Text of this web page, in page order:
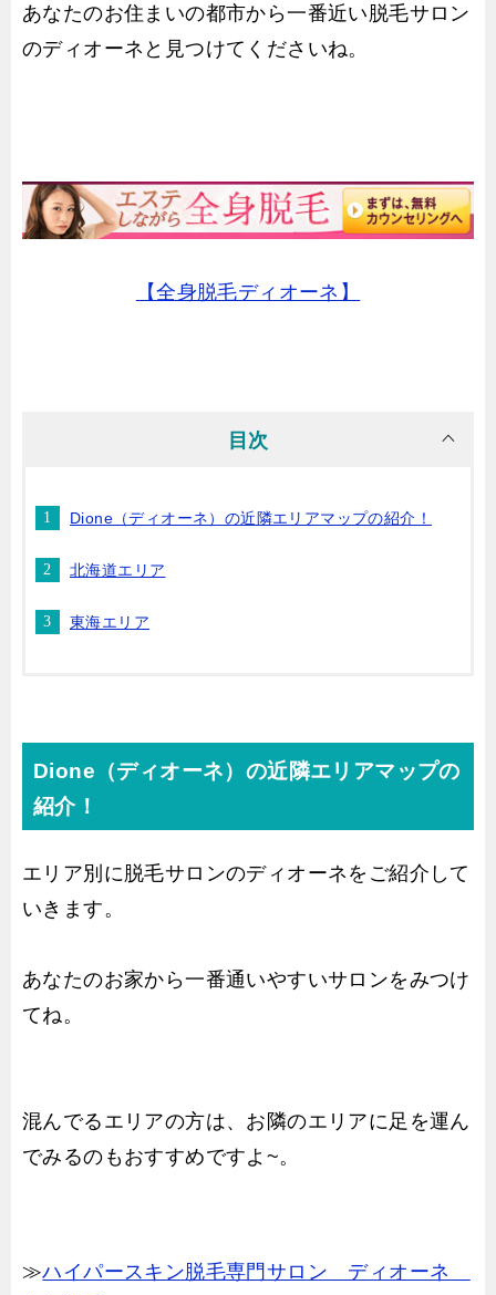
あなたのお住まいの都市から一番近い脱毛サロン
のディオーネと見つけてくださいね。
【全身脱毛ディオーネ】
目次
Dione（ディオーネ）の近隣エリアマップの紹介！
北海道エリア
東海エリア
Dione（ディオーネ）の近隣エリアマップの
紹介！
エリア別に脱毛サロンのディオーネをご紹介して
いきます。
あなたのお家から一番通いやすいサロンをみつけ
てね。
混んでるエリアの方は、お隣のエリアに足を運ん
でみるのもおすすめですよ~。
≫ハイパースキン脱毛専門サロン ディオーネ